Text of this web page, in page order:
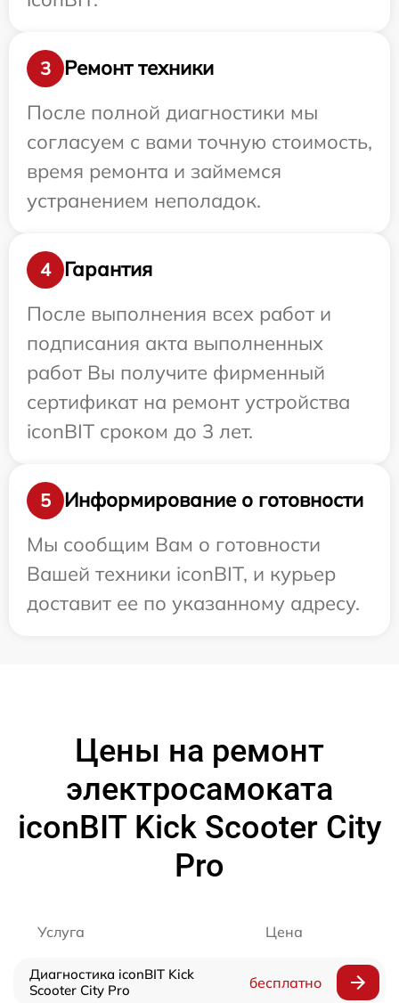
3
Ремонт техники
После полной диагностики мы
согласуем с вами точную стоимость,
время ремонта и займемся
устранением неполадок.
4
Гарантия
После выполнения всех работ и
подписания акта выполненных
работ Вы получите фирменный
сертификат на ремонт устройства
iconBIT сроком до 3 лет.
5
Информирование о готовности
Мы сообщим Вам о готовности
Вашей техники iconBIT, и курьер
доставит ее по указанному адресу.
Цены на ремонт
электросамоката
iconBIT Kick Scooter City
Pro
Услуга Цена
Диагностика iconBIT Kick
Scooter City Pro
бесплатно